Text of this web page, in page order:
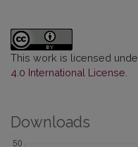
This work is licensed
4.0 International License
Downloads